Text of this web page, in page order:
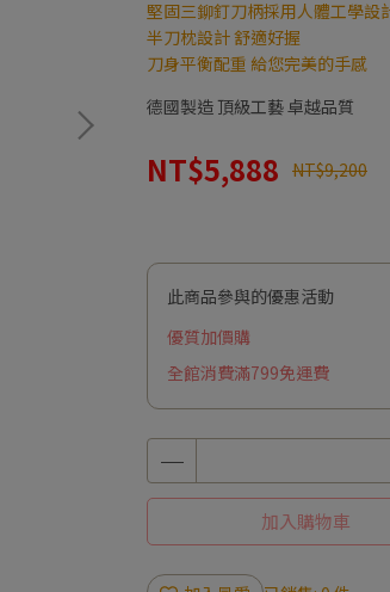
堅固三鉚釘刀柄採用人體工學設
半刀枕設計 舒適好握
刀身平衡配重 給您完美的手感
德國製造 頂級工藝 卓越品質
NT$5,888 NT$9,200
此商品參與的優惠活動
優質加價購
全館消費滿799免運費
加入購物車